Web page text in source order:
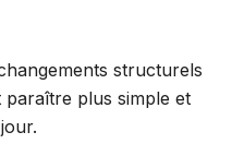
structurels
plus simple et